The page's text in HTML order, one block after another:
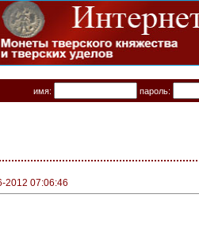
имя: пароль:
2012 07:06:46